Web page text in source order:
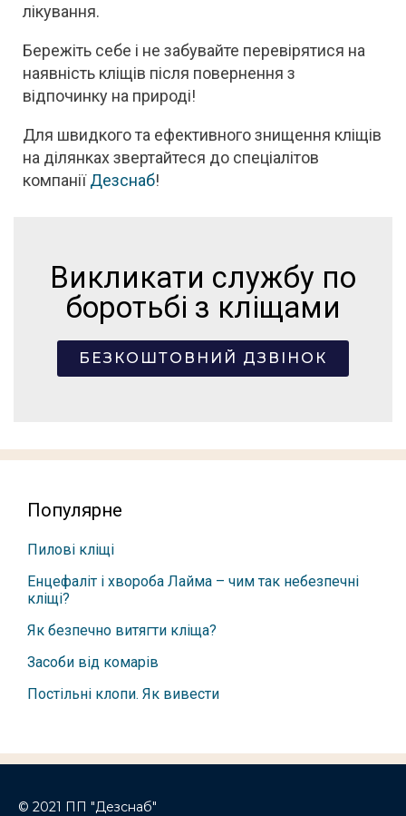
лікування.
Бережіть себе і не забувайте перевірятися на
наявність кліщів після повернення з
відпочинку на природі!
Для швидкого та ефективного знищення кліщів
на ділянках звертайтеся до спеціалітов
компаніїДезснаб!
Викликати службу по
боротьбі з кліщами
БЕЗКОШТОВНИЙ ДЗВІНОК
Популярне
Пилові кліщі
Енцефаліт і хвороба Лайма – чим так небезпечні
кліщі?
Як безпечно витягти кліща?
Засоби від комарів
Постільні клопи. Як вивести
© 2021 ПП "Дезснаб"